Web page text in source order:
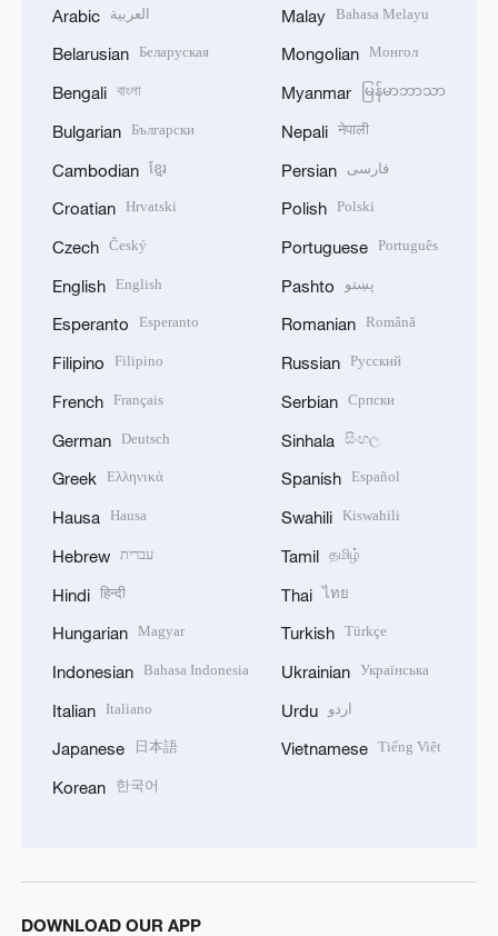
Arabic العربية
Belarusian Беларуская
Bengali বাংলা
Bulgarian Български
Cambodian ខ្មែរ
Croatian Hrvatski
Czech Český
English English
Esperanto Esperanto
Filipino Filipino
French Français
German Deutsch
Greek Ελληνικά
Hausa Hausa
Hebrew עברית
Hindi हिन्दी
Hungarian Magyar
Indonesian Bahasa Indonesia
Italian Italiano
Japanese 日本語
Korean 한국어
Malay Bahasa Melayu
Mongolian Монгол
Myanmar မြန်မာဘာသာ
Nepali नेपाली
Persian فارسی
Polish Polski
Portuguese Português
Pashto پښتو
Romanian Română
Russian Русский
Serbian Српски
Sinhala සිංහල
Spanish Español
Swahili Kiswahili
Tamil தமிழ்
Thai ไทย
Turkish Türkçe
Ukrainian Українська
Urdu اردو
Vietnamese Tiếng Việt
DOWNLOAD OUR APP